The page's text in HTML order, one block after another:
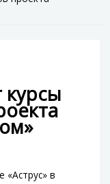
курсы
«Аструс» в